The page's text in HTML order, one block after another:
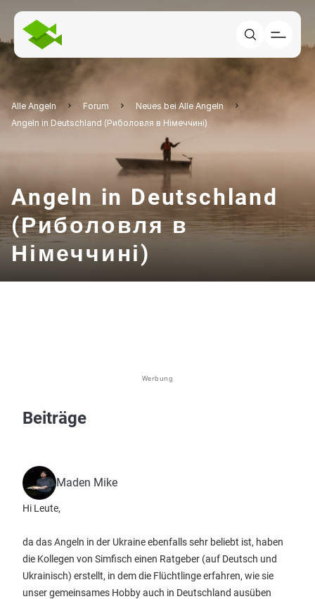
Alle Angeln Forum
Neues bei Alle Angeln
Angeln in Deutschland (Риболовля в Німеччині)
Angeln in Deutschland
(Риболовля в
Німеччині)
Werbung
Beiträge
Maden Mike
Hi Leute,
da das Angeln in der Ukraine ebenfalls sehr beliebt ist, haben
die Kollegen von Simfisch einen Ratgeber (auf Deutsch und
Ukrainisch) erstellt, in dem die Flüchtlinge erfahren, wie sie
unser gemeinsames Hobby auch in Deutschland ausüben